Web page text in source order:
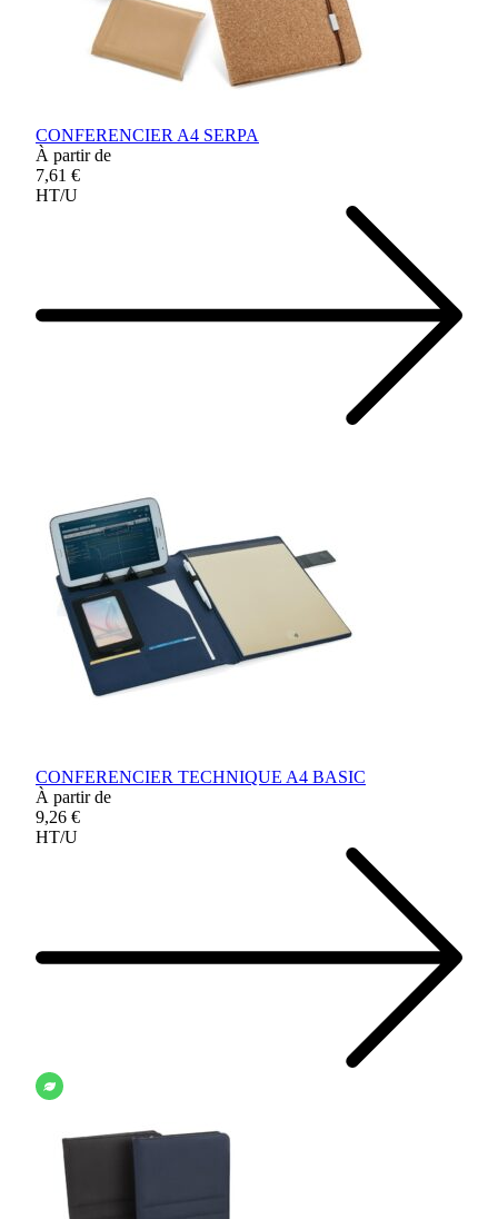
CONFERENCIER A4 SERPA
À partir de
7,61 €
HT/U
CONFERENCIER TECHNIQUE A4 BASIC
À partir de
9,26 €
HT/U